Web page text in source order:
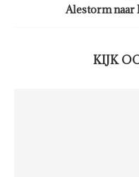
Alestorm
KIJK